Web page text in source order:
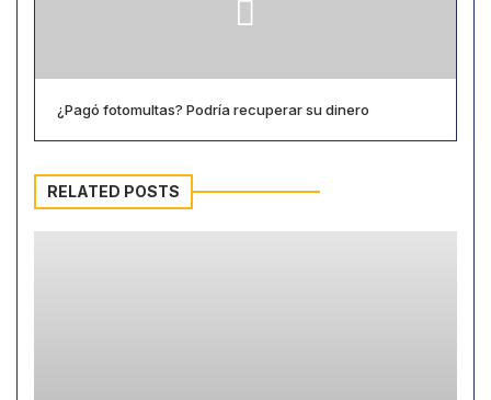
¿Pagó fotomultas? Podría recuperar su dinero
RELATED POSTS